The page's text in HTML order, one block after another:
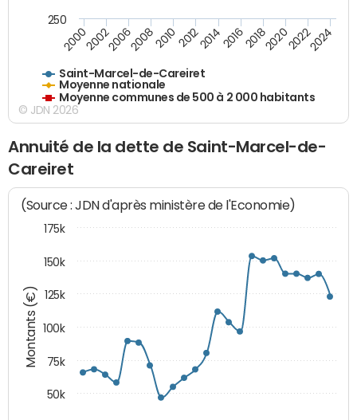
Saint-Marcel-de-Careiret
Moyenne nationale
Moyenne communes de 500 à 2 000 habitants
200020022006200820102012201420162018202020222024
250
© JDN 2026
Annuité de la dette de Saint-Marcel-de-
Careiret
Montants (€)
(Source : JDN d'après ministère de l'Economie)
50k
75k
100k
125k
150k
175k